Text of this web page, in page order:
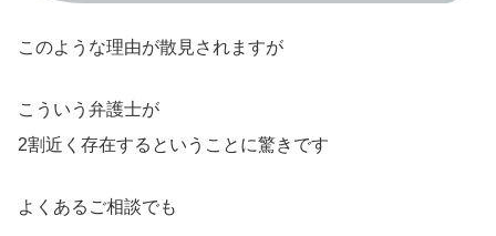
このような理由が散見されますが
こういう弁護士が
2割近く存在するということに驚きです
よくあるご相談でも